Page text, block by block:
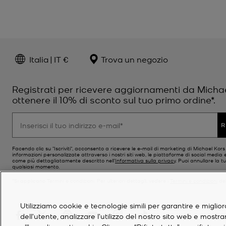
Italia | IT € Trova un negozio
Registrati per ricevere aggiornamenti da
ottenere il 10% di sconto sul tuo primo ordine*.
Facendo clic su "Iscriviti", acconsento a ricevere le e-mail di marketing di Michael
informazioni personalizzate attraverso i nostri siti web, le piattaforme di social media
come più dettagliatamente descritto nell’Informativa sulla privacy. Puoi annullare la
qualsiasi momento.
Utilizziamo cookie e tecnologie simili per garantire e
dell'utente, analizzare l'utilizzo del nostro sito web e